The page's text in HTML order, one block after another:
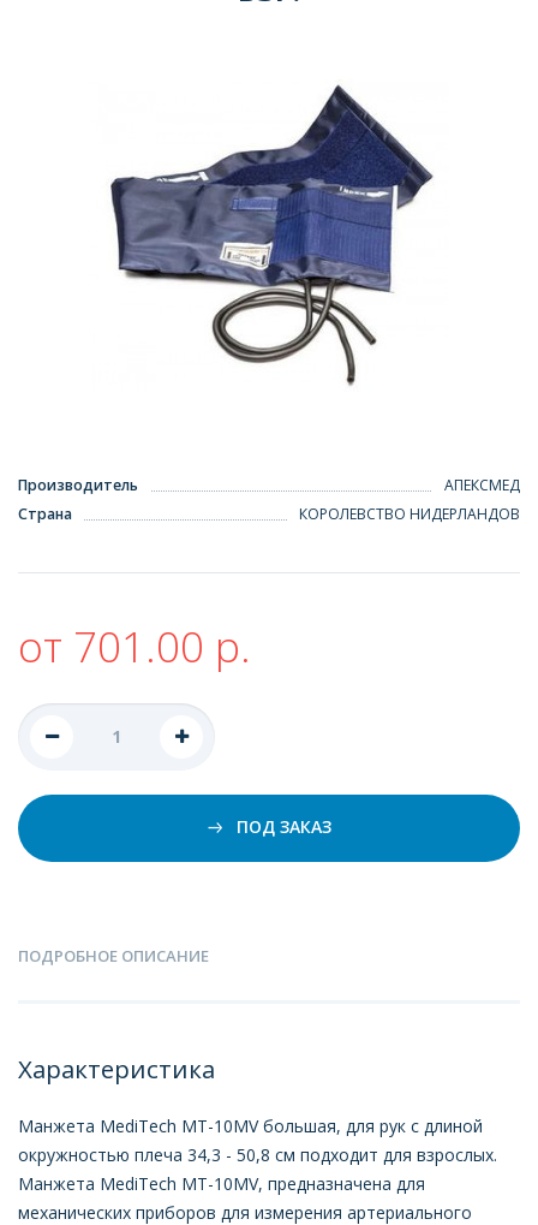
Производитель
АПЕКСМЕД
Страна
КОРОЛЕВСТВО НИДЕРЛАНДОВ
от 701.00 р.
ПОД ЗАКАЗ
ПОДРОБНОЕ ОПИСАНИЕ
Характеристика
Манжета MediTech МТ-10МV большая, для рук с длиной
окружностью плеча 34,3 - 50,8 см подходит для взрослых.
Манжета MediTech МТ-10МV, предназначена для
механических приборов для измерения артериального